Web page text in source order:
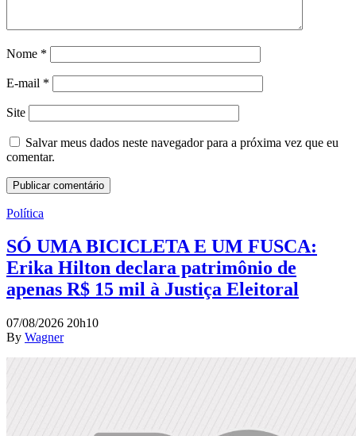
Nome *
E-mail *
Site
Salvar meus dados neste navegador para a próxima vez que eu
comentar.
Política
SÓ UMA BICICLETA E UM FUSCA:
Erika Hilton declara patrimônio de
apenas R$ 15 mil à Justiça Eleitoral
07/08/2026 20h10
By Wagner